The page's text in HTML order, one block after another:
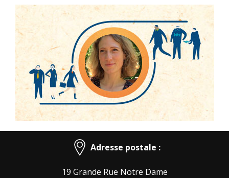
Adresse postale :
19 Grande Rue Notre Dame